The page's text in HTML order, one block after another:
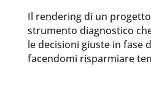
Il rendering di un
strumento diagnostico
le decisioni giuste in fase
facendomi risparmiare